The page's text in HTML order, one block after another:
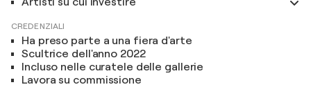
CREDENZIALI
Ha preso parte a una fiera d'arte
Scultrice dell'anno 2022
Incluso nelle curatele delle gallerie
Lavora su commissione